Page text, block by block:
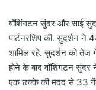
वॉशिंगटन सुंदर और साई
पार्टनरशिप की. सुदर्शन
शामिल रहे. सुदर्शन को
होने के बाद वॉशिंगटन सुंदर
एक छक्के की मदद से 33